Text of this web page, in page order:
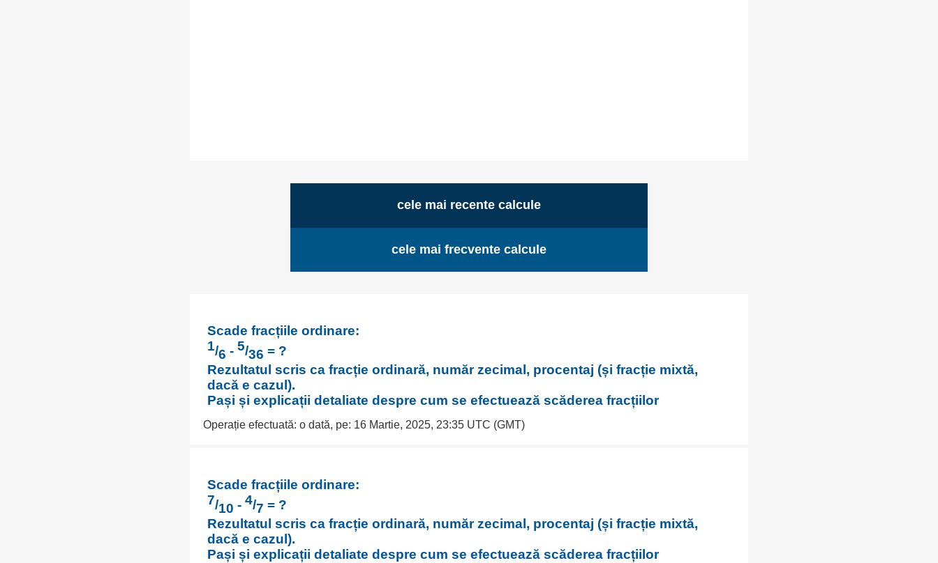
cele mai recente calcule
cele mai frecvente calcule
Scade fracțiile ordinare:
1/6 -5/36 = ?
Rezultatul scris ca fracție ordinară, număr zecimal, procentaj (și fracție mixtă,
dacă e cazul).
Pași și explicații detaliate despre cum se efectuează scăderea fracțiilor
Operație efectuată: o dată, pe: 16 Martie, 2025, 23:35 UTC (GMT)
Scade fracțiile ordinare:
7/10 -4/7 = ?
Rezultatul scris ca fracție ordinară, număr zecimal, procentaj (și fracție mixtă,
dacă e cazul).
Pași și explicații detaliate despre cum se efectuează scăderea fracțiilor